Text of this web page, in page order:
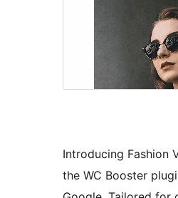
Introducing Fashion
the WC Booster